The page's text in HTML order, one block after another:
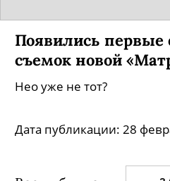
Появились первые
съемок новой
Нео уже не тот?
Дата публикации: 28